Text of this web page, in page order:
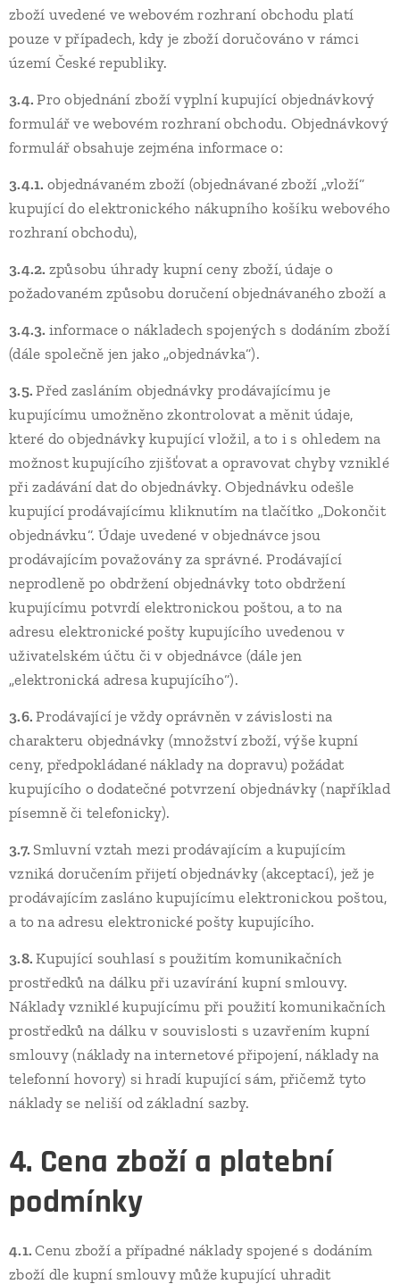
zboží uvedené ve webovém rozhraní obchodu platí
pouze v případech, kdy je zboží doručováno v rámci
území České republiky.
3.4.Pro objednání zboží vyplní kupující objednávkový
formulář ve webovém rozhraní obchodu. Objednávkový
formulář obsahuje zejména informace o:
3.4.1. objednávaném zboží (objednávané zboží „vloží“
kupující do elektronického nákupního košíku webového
rozhraní obchodu),
3.4.2. způsobu úhrady kupní ceny zboží, údaje o
požadovaném způsobu doručení objednávaného zboží a
3.4.3. informace o nákladech spojených s dodáním zboží
(dále společně jen jako „objednávka“).
3.5.Před zasláním objednávky prodávajícímu je
kupujícímu umožněno zkontrolovat a měnit údaje,
které do objednávky kupující vložil, a to i s ohledem na
možnost kupujícího zjišťovat a opravovat chyby vzniklé
při zadávání dat do objednávky. Objednávku odešle
kupující prodávajícímu kliknutím na tlačítko „Dokončit
objednávku“. Údaje uvedené v objednávce jsou
prodávajícím považovány za správné. Prodávající
neprodleně po obdržení objednávky toto obdržení
kupujícímu potvrdí elektronickou poštou, a to na
adresu elektronické pošty kupujícího uvedenou v
uživatelském účtu či v objednávce (dále jen
„elektronická adresa kupujícího“).
3.6.Prodávající je vždy oprávněn v závislosti na
charakteru objednávky (množství zboží, výše kupní
ceny, předpokládané náklady na dopravu) požádat
kupujícího o dodatečné potvrzení objednávky (například
písemně či telefonicky).
3.7. Smluvní vztah mezi prodávajícím a kupujícím
vzniká doručením přijetí objednávky (akceptací), jež je
prodávajícím zasláno kupujícímu elektronickou poštou,
a to na adresu elektronické pošty kupujícího.
3.8.Kupující souhlasí s použitím komunikačních
prostředků na dálku při uzavírání kupní smlouvy.
Náklady vzniklé kupujícímu při použití komunikačních
prostředků na dálku v souvislosti s uzavřením kupní
smlouvy (náklady na internetové připojení, náklady na
telefonní hovory) si hradí kupující sám, přičemž tyto
náklady se neliší od základní sazby.
4. Cena zboží a platební
podmínky
4.1.Cenu zboží a případné náklady spojené s dodáním
zboží dle kupní smlouvy může kupující uhradit